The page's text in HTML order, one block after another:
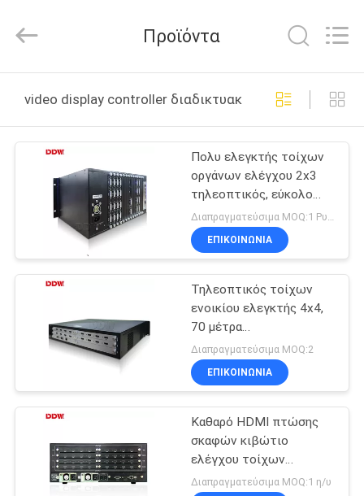
ΠΡΟΪΌΝΤΑ
ΠΕΡΊΠΟΥ
ΕΜΕΊΣ
ΓΎΡΟΣ
ΠΟΙΟΤΙΚΌΣ
ΕΛΆΤΕ
Rights
by
Προϊόντα
video display controller διαδικτυακή κατασκευή
Πολυ ελεγκτής τοίχων
οργάνων ελέγχου 2x3
τηλεοπτικός, εύκολο
κιβώτιο ελεγκτών
λειτουργίας HD
τηλεοπτικό
Διαπραγματεύσιμα MOQ:1 Ρυθμίστε / Σετ
ΕΠΙΚΟΙΝΩΝΊΑ
Τηλεοπτικός τοίχων
ενοικίου ελεγκτής 4x4,
70 μέτρα
επιχειρησιακών 4k
ελεγκτών τηλεοπτικής
επίδειξης
Διαπραγματεύσιμα MOQ:2
ΕΠΙΚΟΙΝΩΝΊΑ
Καθαρό HDMI πτώσης
σκαφών κιβώτιο
ελέγχου τοίχων
βρόχων τηλεοπτικό
Διαπραγματεύσιμα MOQ:1 η/υ